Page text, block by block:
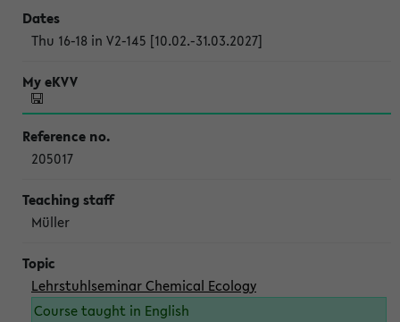
Thu 16-18 in V2-145 [10.02.-31.03.2027]
205017
Müller
Lehrstuhlseminar Chemical Ecology
Course taught in English